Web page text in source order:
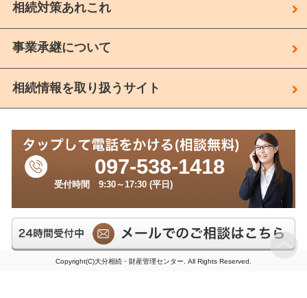
相続対策あれこれ
事業承継について
相続情報を取り扱うサイト
097-538-1418
受付時間 9:30～17:30 (平日)
Copyright(C)大分相続・財産管理センター. All Rights Reserved.